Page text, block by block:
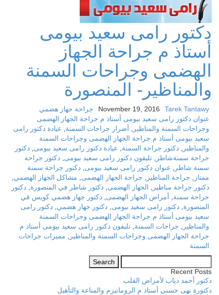
دكتور رامى سعيد بيومى
أستاذ م جراحة الجهاز
الهضمى وجراحات السمنة
والمناظير- المنصورة
Tarek Tantawy
November 19, 2016
جراحة جهاز هضمي
عنوان دكتور رامى سعيد بيومى أستاذ م جراحة الجهاز الهضمى
وجراحات السمنة والمناظير
أضرار جراحات السمنة
عيادة دكتور رامى
سعيد بيومى أستاذ م جراحة الجهاز الهضمى وجراحات السمنة
والمناظير
دكتور جراحة السمنة عيادة دكتور رامى سعيد بيومى دكتور
جراحة سمنةشاطر
تليفون دكتور رامى سعيد بيومى دكتور جراحة
سمنة شاطر
عنوان دكتور رامى سعيد بيومى دكتور جراحة سمنة
ممتاز
جراحة المناظير جراحة الجهاز الهضمى مشاكل الجهاز الهضمي
دكتور جراحة مناظير
الجهاز الهضمى دكتور شاطر في المنصورة دكتور
جراحة سمنة
أمراض الجهاز الهضمى دكتور جهاز هضمي كويس في
المنصورة دكتور رامى سعيد بيومى دكتور جهاز هضمي دكتور رامى
سعيد بيومى أستاذ م جراحة الجهاز الهضمى وجراحات السمنة
والمناظير
جراحات السمنة تليفون دكتور رامى سعيد بيومى أستاذ م
جراحة الجهاز الهضمى وجراحات السمنة والمناظير
مميزات جراحات
السمنة
for:
Recent Posts
دكتور أحمد دياب لأمراض القلب
دكتورة نهى حسني أستاذ م الروماتيزم والمناعة والتأهيل